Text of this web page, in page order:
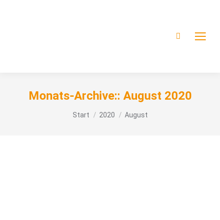
Monats-Archive:: August 2020
Sie befinden sich hier:
Start 2020 August